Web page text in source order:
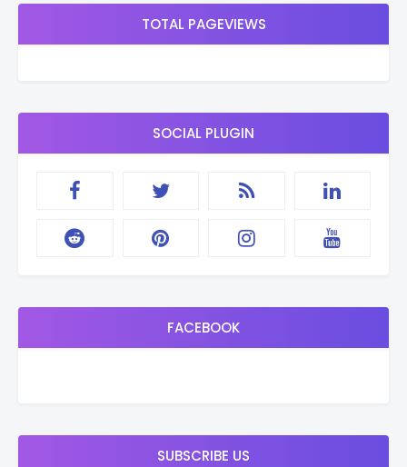
TOTAL PAGEVIEWS
SOCIAL PLUGIN
FACEBOOK
SUBSCRIBE US